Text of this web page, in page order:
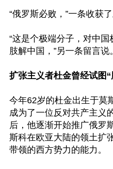
“俄罗斯必败，”一条收获
“这是个极端分子，对中
肢解中国，”另一条留言说。
扩张主义者杜金曾经试图“
今年62岁的杜金出生于莫
成为了一位反对共产主义
后，他逐渐开始推广俄罗
斯科在欧亚大陆的领土扩
带领的西方势力的能力。